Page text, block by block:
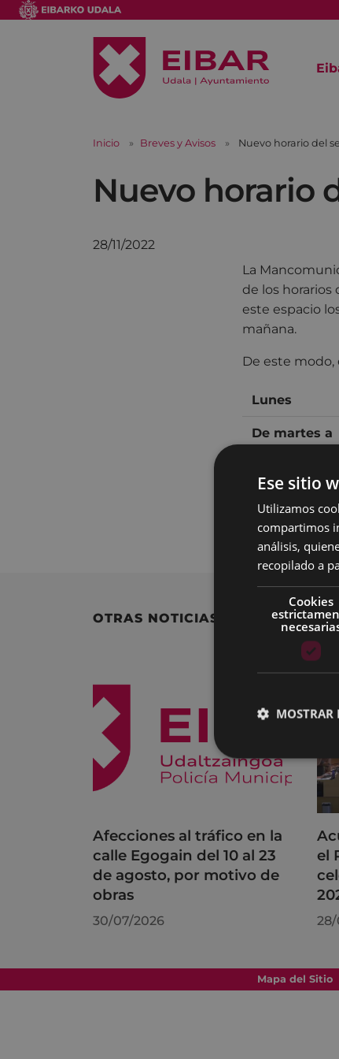
Inicio Breves y Avisos Nuevo horario del
Nuevo horario
28/11/2022
La
de los horarios
este espacio
mañana.
De este modo,
Lunes
De martes a
Sábados
OTRAS NOTICIAS
Afecciones al tráfico en la
calle Egogain del 10 al 23
de agosto, por motivo de
obras
30/07/2026
el
Mapa del Sitio
Ese sitio
Utilizamos
compartimos
análisis,
recopilado a
Cookies
MOSTRAR